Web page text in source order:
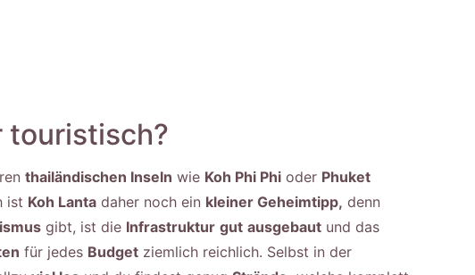
touristisch?
thailändischen Inseln wie Koh Phi Phi oder Phuket
ist Koh Lanta daher noch ein kleiner Geheimtipp, denn
gibt, ist die Infrastruktur gut ausgebaut und das
für jedes Budget ziemlich reichlich. Selbst in der